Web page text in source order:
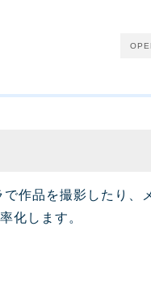
作品を撮影したり、
化します。